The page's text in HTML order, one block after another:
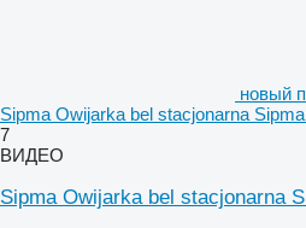
новый
Sipma Owijarka bel stacjonarna
7
ВИДЕО
Sipma Owijarka bel stacjonarna